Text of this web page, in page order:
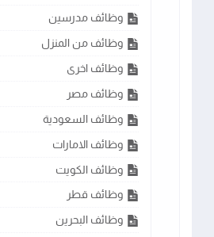
وظائف مدرسين
وظائف من المنزل
وظائف اخرى
وظائف مصر
وظائف السعودية
وظائف الامارات
وظائف الكويت
وظائف قطر
وظائف البحرين